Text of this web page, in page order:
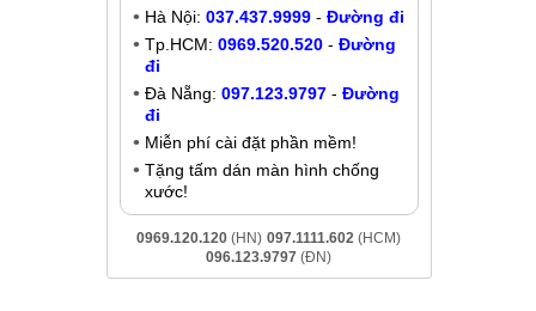
Hà Nội: 037.437.9999- Đường đi
Tp.HCM: 0969.520.520- Đường
đi
Đà Nẵng: 097.123.9797- Đường
đi
Miễn phí cài đặt phần mềm!
Tặng tấm dán màn hình chống
xước!
0969.120.120 (HN) 097.1111.602 (HCM)
096.123.9797 (ĐN)